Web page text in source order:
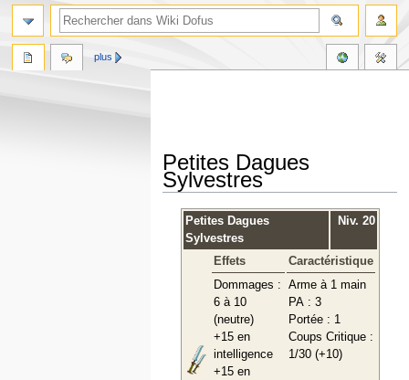
Petites Dagues
Sylvestres
navigation
Petites Dagues
Sylvestres
Niv. 20
Effets
Caractéristique
Dommages :
6 à 10
(neutre)
+15 en
intelligence
+15 en
Arme à 1 main
PA : 3
Portée : 1
Coups Critique :
1/30 (+10)
plus